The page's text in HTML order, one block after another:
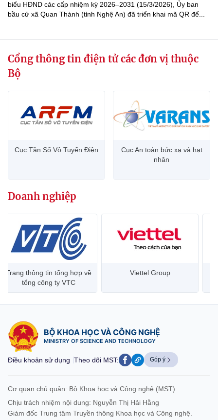
biểu HĐND các cấp nhiệm kỳ 2026–2031 (15/3/2026), Ủy ban
bầu cử xã Quan Thành (tỉnh Nghệ An) đã triển khai mã QR để...
Cổng thông tin điện tử các đơn vị thuộc
Bộ
Cục Tần Số Vô Tuyến Điện
Cục An toàn bức xạ và hạt
nhân
Doanh nghiệp
Trang thông tin tổng hợp về
tổng công ty VTC
Viettel Group
BỘ KHOA HỌC VÀ CÔNG NGHỆ
MINISTRY OF SCIENCE AND TECHNOLOGY
Điều khoản sử dụng Theo dõi MST: Góp ý
Cơ quan chủ quản: Bộ Khoa học và Công nghệ (MST)
Chịu trách nhiệm nội dung: Nguyễn Thị Hải Hằng
Giám đốc Trung tâm Truyền thông Khoa học và Công nghệ.